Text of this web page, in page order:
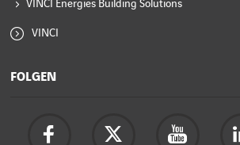
VINCI Energies Building Solutions
VINCI
FOLGEN